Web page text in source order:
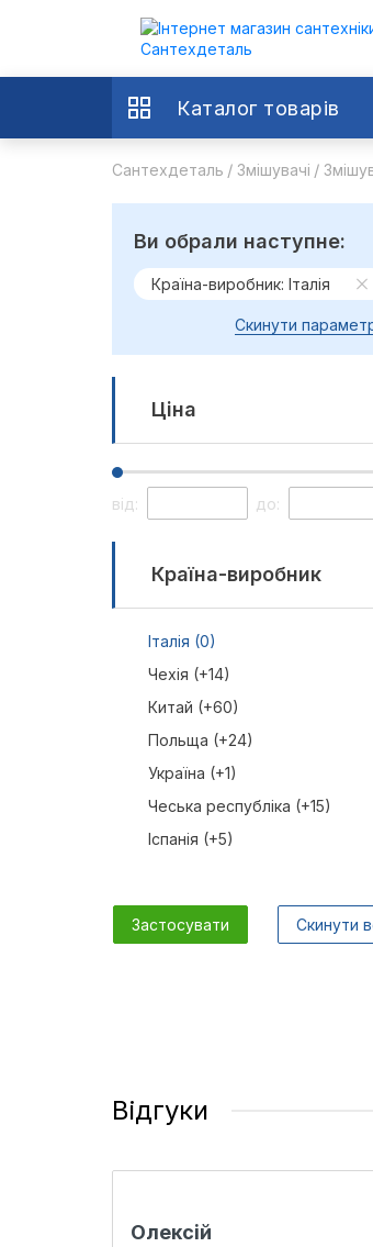
Каталог товарів
Сантехдеталь Змішувачі
Ви обрали наступне:
Країна-виробник: Італія
Скинути
Ціна
від: до:
Країна-виробник
Італія (0)
Чехія (+14)
Китай (+60)
Польща (+24)
Україна (+1)
Чеська республіка (+15)
Іспанія (+5)
Застосувати Скинути
Відгуки
Олексій